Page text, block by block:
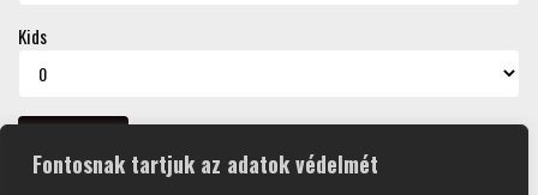
Fontosnak tartjuk az adatok védelmét
Kids